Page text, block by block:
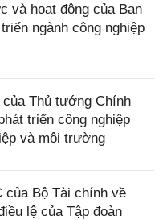
và hoạt động của Ban
ngành công nghiệp
Thủ tướng Chính
triển công nghiệp
và môi trường
của Bộ Tài chính về
lệ của Tập đoàn